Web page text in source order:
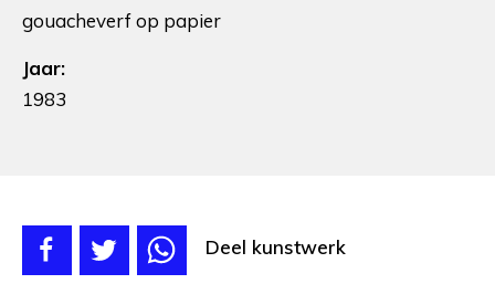
gouacheverf op papier
Jaar:
1983
Deel kunstwerk